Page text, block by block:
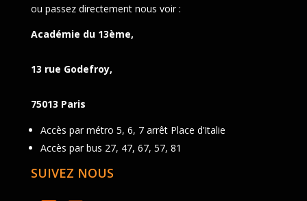
ou passez directement nous voir :
Académie du 13ème,
13 rue Godefroy,
75013 Paris
Accès par métro 5, 6, 7 arrêt Place d’Italie
Accès par bus 27, 47, 67, 57, 81
SUIVEZ NOUS